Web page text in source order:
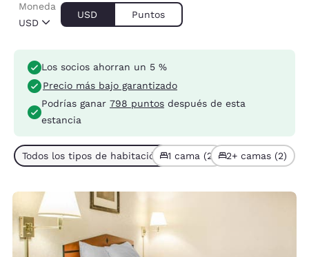
USD
Moneda
USD Puntos
Los socios ahorran un 5 %
Precio más bajo garantizado
Podrías ganar 798 puntos después de esta
estancia
Todos los tipos de habitación (4)1 cama (2) 2+ camas (2)